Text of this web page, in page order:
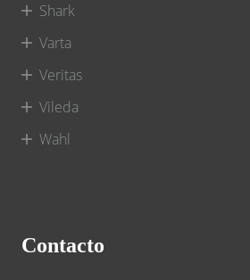
Shark
Varta
Veritas
Vileda
Wahl
Contacto